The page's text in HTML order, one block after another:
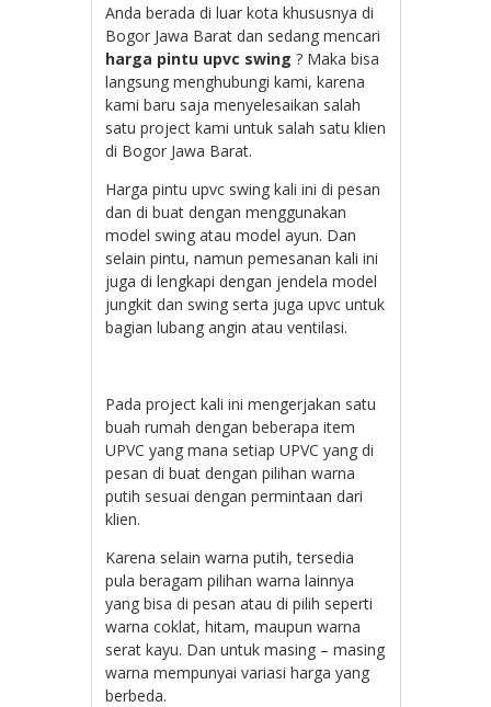
Anda berada di luar kota khususnya di
Bogor Jawa Barat dan sedang mencari
harga pintu upvc swing ? Maka bisa
langsung menghubungi kami, karena
kami baru saja menyelesaikan salah
satu project kami untuk salah satu klien
di Bogor Jawa Barat.
Harga pintu upvc swing kali ini di pesan
dan di buat dengan menggunakan
model swing atau model ayun. Dan
selain pintu, namun pemesanan kali ini
juga di lengkapi dengan jendela model
jungkit dan swing serta juga upvc untuk
bagian lubang angin atau ventilasi.
Pada project kali ini mengerjakan satu
buah rumah dengan beberapa item
UPVC yang mana setiap UPVC yang di
pesan di buat dengan pilihan warna
putih sesuai dengan permintaan dari
klien.
Karena selain warna putih, tersedia
pula beragam pilihan warna lainnya
yang bisa di pesan atau di pilih seperti
warna coklat, hitam, maupun warna
serat kayu. Dan untuk masing – masing
warna mempunyai variasi harga yang
berbeda.